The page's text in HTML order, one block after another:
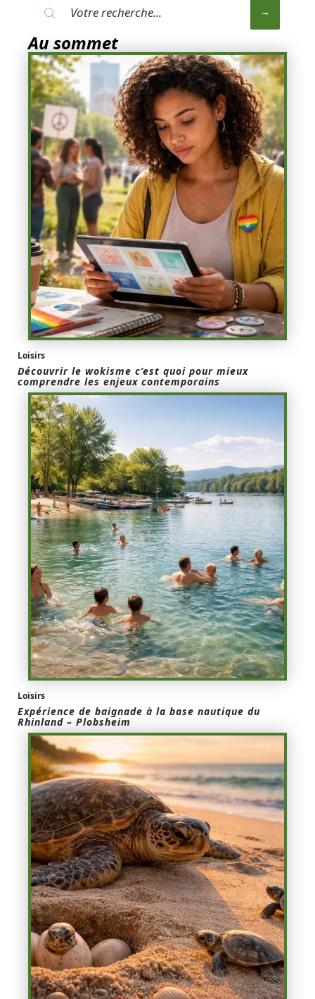
Au sommet
Loisirs
Découvrir le wokisme c’est quoi pour mieux
comprendre les enjeux contemporains
Loisirs
Expérience de baignade à la base nautique du
Rhinland – Plobsheim